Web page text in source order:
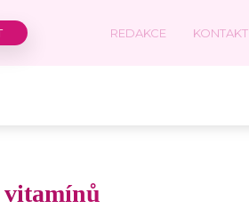
REDAKCE KONTAKT
vitamínů